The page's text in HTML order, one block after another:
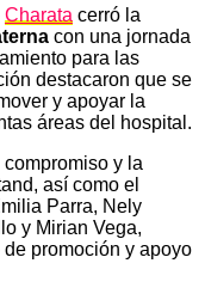
Charata cerró la
con una jornada
para las
destacaron que se
y apoyar la
áreas del hospital.
y la
así como el
Parra, Nely
y Mirian Vega,
promoción y apoyo